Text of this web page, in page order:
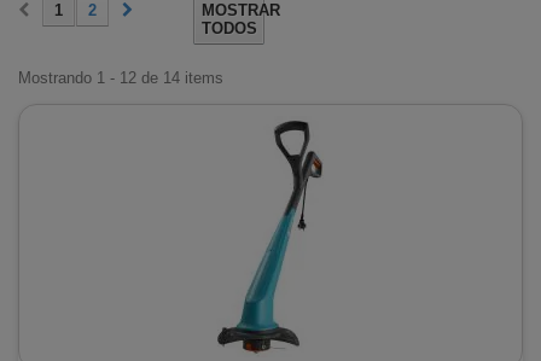
MOSTRAR
TODOS
1 2
Mostrando 1 - 12 de 14 items